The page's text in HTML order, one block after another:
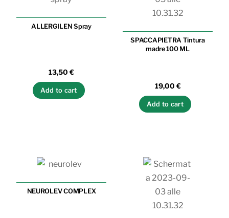
ALLERGILEN Spray
13,50 €
Add to cart
SPACCAPIETRA Tintura
madre 100 ML
19,00 €
Add to cart
NEUROLEV COMPLEX